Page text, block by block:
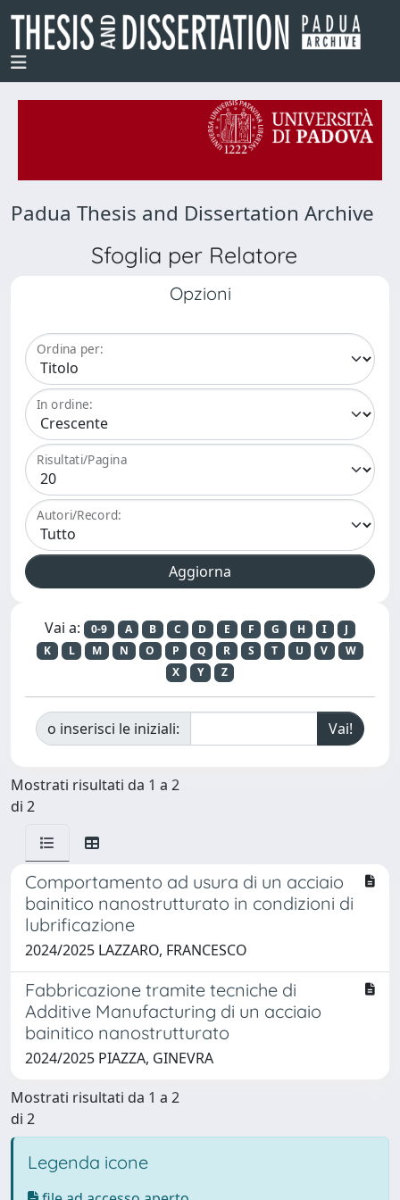
Padua Thesis and Dissertation Archive
Sfoglia per Relatore
Opzioni
Ordina per:
In ordine:
Risultati/Pagina
Autori/Record:
Vai a: 0-9 A B C D E F G H I
J
K
L M N O P Q R S T U V
W
X
Y Z
o inserisci le iniziali:
Mostrati risultati da 1 a 2
di 2
Comportamento ad usura di un acciaio
bainitico nanostrutturato in condizioni di
lubrificazione
2024/2025 LAZZARO, FRANCESCO
Fabbricazione tramite tecniche di
Additive Manufacturing di un acciaio
bainitico nanostrutturato
2024/2025 PIAZZA, GINEVRA
Mostrati risultati da 1 a 2
di 2
Legenda icone